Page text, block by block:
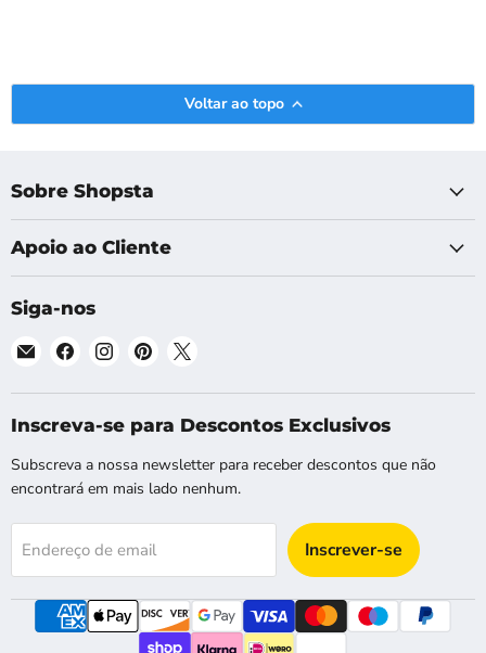
Voltar ao topo
Sobre Shopsta
Apoio ao Cliente
Siga-nos
Email
EU
Encontre-
no
Facebook
Encontre-
no
Instagram
Encontre-
no
Pinterest
no
X
Inscreva-se para Descontos Exclusivos
Subscreva a nossa newsletter para receber descontos que não
encontrará em mais lado nenhum.
Endereço de email Inscrever-se